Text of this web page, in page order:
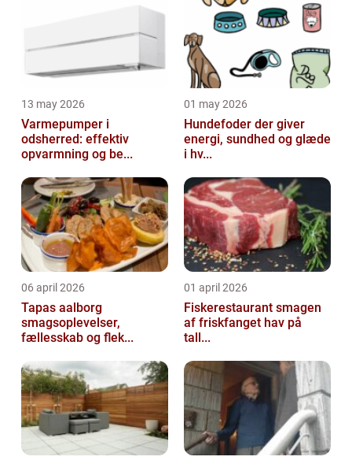
13 may 2026
Varmepumper i
odsherred: effektiv
opvarmning og be...
01 may 2026
Hundefoder der giver
energi, sundhed og glæde
i hv...
06 april 2026
Tapas aalborg
smagsoplevelser,
fællesskab og flek...
01 april 2026
Fiskerestaurant smagen
af friskfanget hav på
tall...